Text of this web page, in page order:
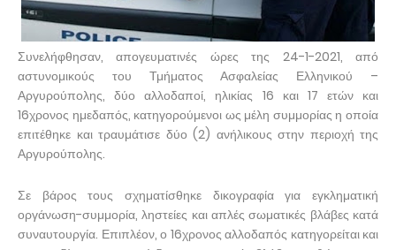
Συνελήφθησαν, απογευματινές ώρες της 24-1-2021, από
αστυνομικούς του Τμήματος Ασφαλείας Ελληνικού –
Αργυρούπολης, δύο αλλοδαποί, ηλικίας 16 και 17 ετών και
16χρονος ημεδαπός, κατηγορούμενοι ως μέλη συμμορίας η οποία
επιτέθηκε και τραυμάτισε δύο (2) ανήλικους στην περιοχή της
Αργυρούπολης.
Σε βάρος τους σχηματίσθηκε δικογραφία για εγκληματική
οργάνωση-συμμορία, ληστείες και απλές σωματικές βλάβες κατά
συναυτουργία. Επιπλέον, ο 16χρονος αλλοδαπός κατηγορείται και